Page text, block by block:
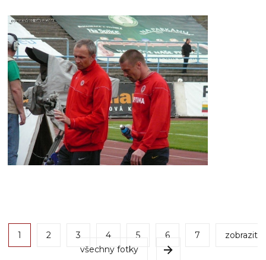
1 2 3 4 5 6 7
zobrazit
všechny fotky